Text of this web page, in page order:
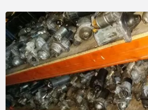
motores
de
arranque
de
segunda
mano